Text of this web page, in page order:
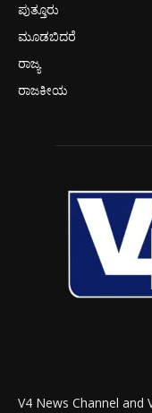
ಪುತ್ತೂರು
ಮೂಡಬಿದರೆ
ರಾಜ್ಯ
ರಾಜಕೀಯ
V4 News Channel and